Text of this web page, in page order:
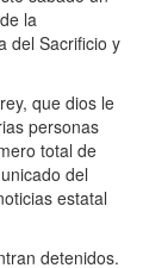
la
del Sacrificio y
que dios le
personas
total de
del
estatal
detenidos.